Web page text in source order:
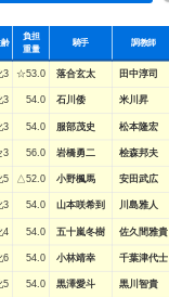
齢
負担
重量
騎手 調教師
3 ☆53.0 落合玄太 田中淳司
3 54.0 石川倭 米川昇
3 54.0 服部茂史 松本隆宏
3 56.0 岩橋勇二 桧森邦夫
5 △52.0 小野楓馬 安田武広
3 54.0 山本咲希到 川島雅人
4 54.0 五十嵐冬樹 佐久間雅貴
6 54.0 小林靖幸 千葉津代士
5 54.0 黒澤愛斗 黒川智貴